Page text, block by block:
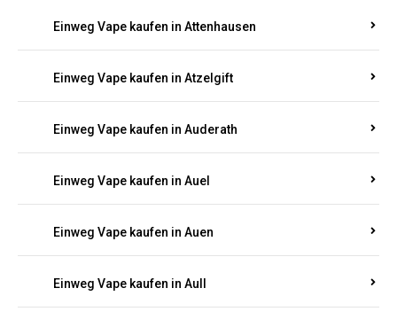
Einweg Vape kaufen in Attenhausen
Einweg Vape kaufen in Atzelgift
Einweg Vape kaufen in Auderath
Einweg Vape kaufen in Auel
Einweg Vape kaufen in Auen
Einweg Vape kaufen in Aull